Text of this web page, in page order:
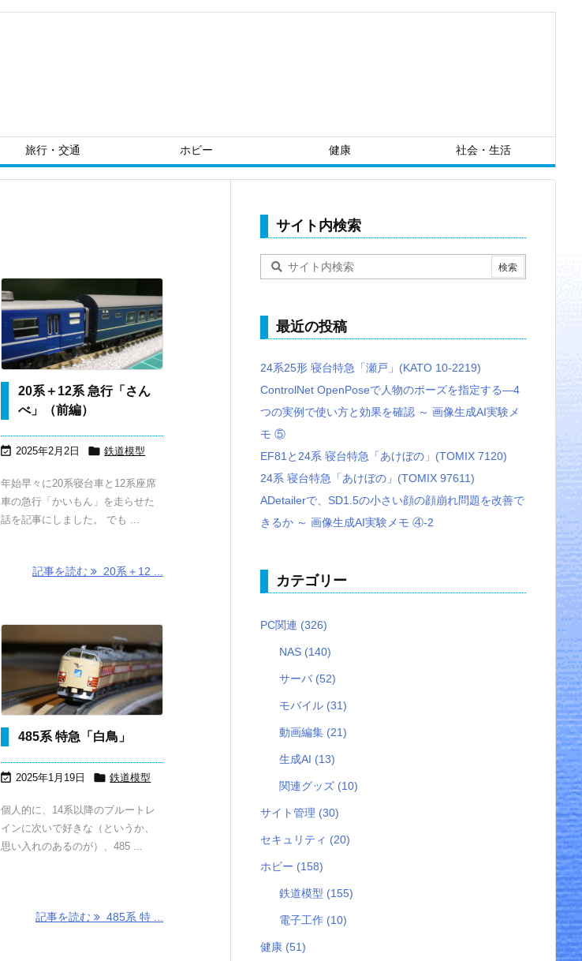
旅行・交通 ホビー 健康 社会・生活
20系＋12系 急行「さん
べ」（前編）
 2025年2月2日  鉄道模型
年始早々に20系寝台車と12系座席
車の急行「かいもん」を走らせた
話を記事にしました。 でも ...
記事を読む 20系＋12 ...
485系 特急「白鳥」
 2025年1月19日  鉄道模型
個人的に、14系以降のブルートレ
インに次いで好きな（というか、
思い入れのあるのが）、485 ...
記事を読む 485系 特 ...
サイト内検索
最近の投稿
24系25形 寝台特急「瀬戸」(KATO 10-2219)
ControlNet OpenPoseで人物のポーズを指定する―4
つの実例で使い方と効果を確認 ～ 画像生成AI実験メ
モ ⑤
EF81と24系 寝台特急「あけぼの」(TOMIX 7120)
24系 寝台特急「あけぼの」(TOMIX 97611)
ADetailerで、SD1.5の小さい顔の顔崩れ問題を改善で
きるか ～ 画像生成AI実験メモ ④-2
カテゴリー
PC関連 (326)
NAS (140)
サーバ (52)
モバイル (31)
動画編集 (21)
生成AI (13)
関連グッズ (10)
サイト管理 (30)
セキュリティ (20)
ホビー (158)
鉄道模型 (155)
電子工作 (10)
健康 (51)